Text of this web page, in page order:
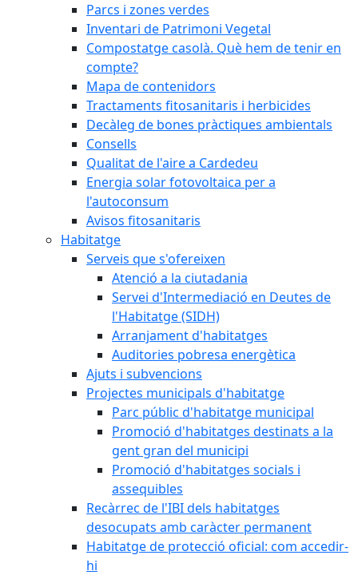
Parcs i zones verdes
Inventari de Patrimoni Vegetal
Compostatge casolà. Què hem de tenir en
compte?
Mapa de contenidors
Tractaments fitosanitaris i herbicides
Decàleg de bones pràctiques ambientals
Consells
Qualitat de l'aire a Cardedeu
Energia solar fotovoltaica per a
l'autoconsum
Avisos fitosanitaris
Habitatge
Serveis que s'ofereixen
Atenció a la ciutadania
Servei d'Intermediació en Deutes de
l'Habitatge (SIDH)
Arranjament d'habitatges
Auditories pobresa energètica
Ajuts i subvencions
Projectes municipals d'habitatge
Parc públic d'habitatge municipal
Promoció d'habitatges destinats a la
gent gran del municipi
Promoció d'habitatges socials i
assequibles
Recàrrec de l'IBI dels habitatges
desocupats amb caràcter permanent
Habitatge de protecció oficial: com accedir-
hi